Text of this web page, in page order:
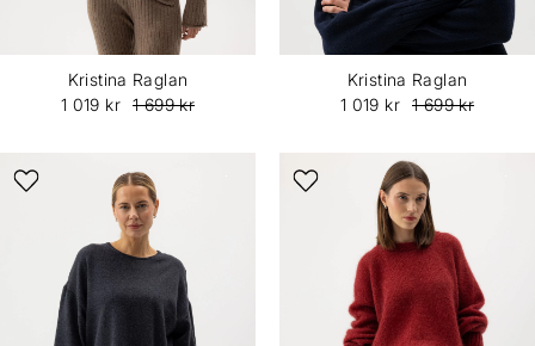
Kristina Raglan
1 019 kr 1 699 kr
Kristina Raglan
1 019 kr 1 699 kr